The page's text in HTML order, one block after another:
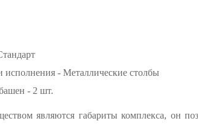
исполнения - Металлические столбы
- 2 шт.
являются габариты комплекса, он